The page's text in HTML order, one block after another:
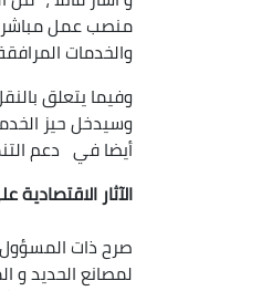
منصب عمل مباشر
والخدمات
وفيما يتعلق
أيضا في دعم
الآثار
صرح ذات المسؤول